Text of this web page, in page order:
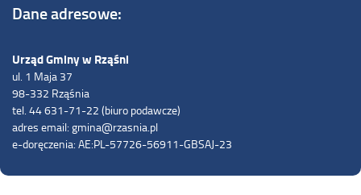
Dane adresowe:
Urząd Gminy w Rząśni
ul. 1 Maja 37
98-332 Rząśnia
tel. 44 631-71-22 (biuro podawcze)
adres email: gmina@rzasnia.pl
e-doręczenia: AE:PL-57726-56911-GBSAJ-23